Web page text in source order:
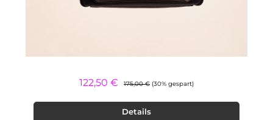
Verkaufspreis:
122,50 € 175,00 € (30% gespart)
Details